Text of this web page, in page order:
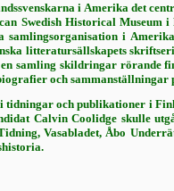
i Amerika det
Swedish Historical
samlingsorganisation i
litteratursällskapets
samling skildringar rö­rande
och sammanställningar
och publikationer i
Calvin Coolidge skulle
Vasabladet, Åbo